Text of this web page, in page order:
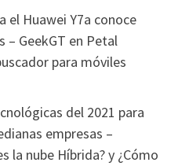
el Huawei Y7a conoce
– GeekGT en Petal
para móviles
del 2021 para
empresas –
la nube Híbrida? y ¿Cómo